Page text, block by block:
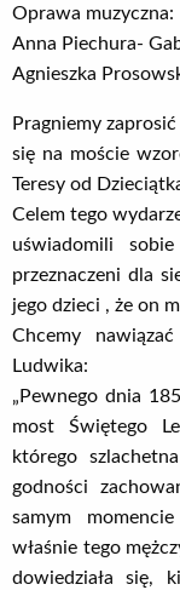
Oprawa muzyczna:
Anna Piechura-
Agnieszka
Pragniemy
się na moście
Teresy od
Celem tego
uświadomili
przeznaczeni dla
jego dzieci , że on
Chcemy
Ludwika:
„Pewnego dnia
most Świętego
którego
godności
samym
właśnie tego
dowiedziała się,